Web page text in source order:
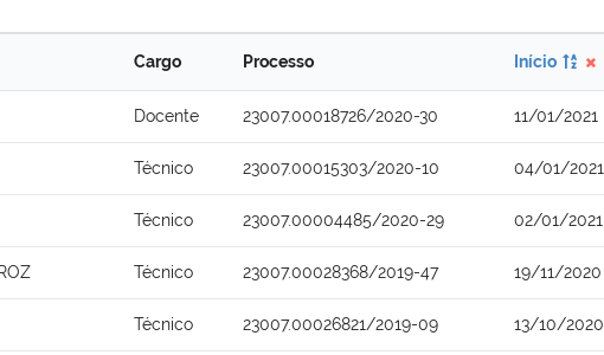
Cargo Processo Início
Docente 23007.00018726/2020-30 11/01/2021
Técnico 23007.00015303/2020-10 04/01/2021
Técnico 23007.00004485/2020-29 02/01/2021
Técnico 23007.00028368/2019-47 19/11/2020
Técnico 23007.00026821/2019-09 13/10/2020